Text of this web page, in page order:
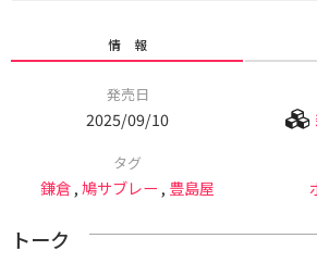
情 報
発売日
2025/09/10
タグ
鎌倉,鳩サブレー , 豊島屋
トーク